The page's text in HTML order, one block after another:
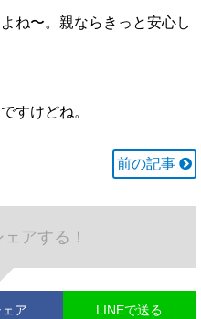
ね〜。親ならきっと安心し
すけどね。
前の記事
アする！
ア LINEで送る